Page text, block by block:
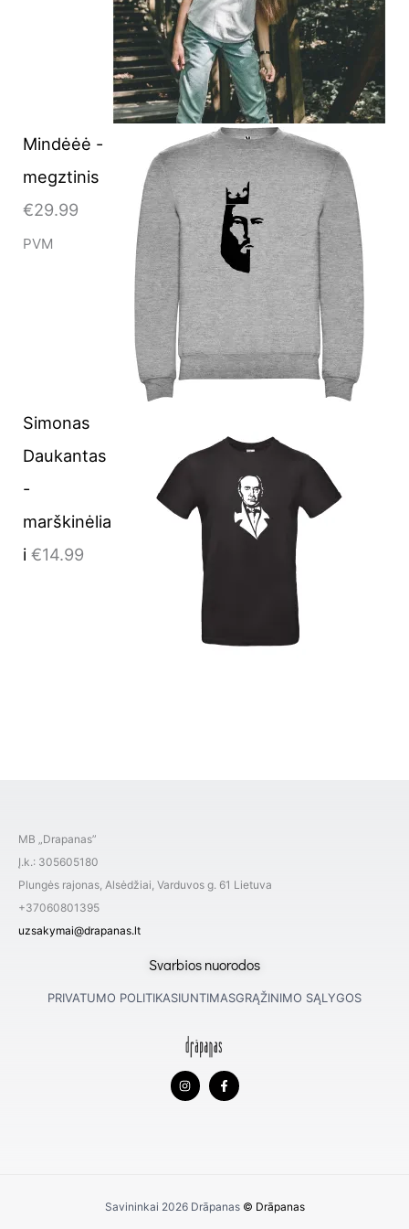
Mindėėė -
megztinis
€29.99
PVM
Simonas
Daukantas
-
marškinėlia
i €14.99
MB „Drapanas”
Į.k.: 305605180
Plungės rajonas, Alsėdžiai, Varduvos g. 61 Lietuva
+37060801395
uzsakymai@drapanas.lt
Svarbios nuorodos
PRIVATUMO POLITIKASIUNTIMASGRĄŽINIMO SĄLYGOS
I
n
s
F
a
c
Savininkai 2026 Drāpanas © Drāpanas